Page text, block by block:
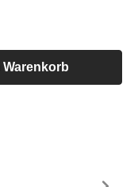
Warenkorb